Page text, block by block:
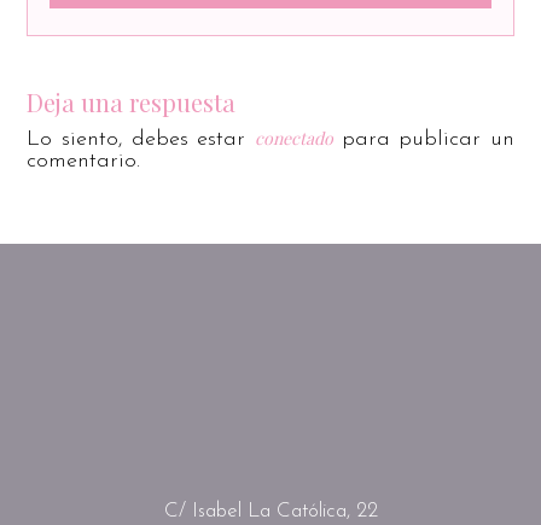
Deja una respuesta
Lo siento, debes estar conectadopara publicar un
comentario.
C/ Isabel La Católica, 22